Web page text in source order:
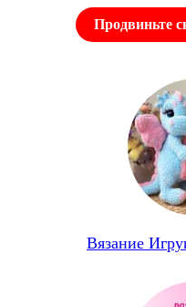
Продвиньте
Вязание